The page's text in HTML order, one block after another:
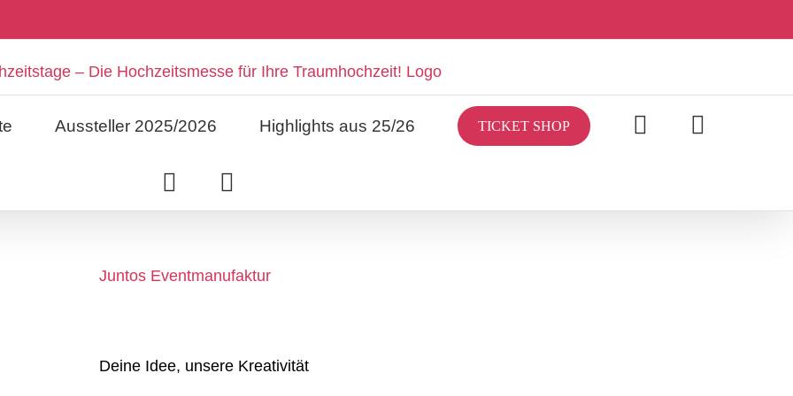
Aussteller 2025/2026 Highlights aus 25/26 TICKET SHOP
Juntos Eventmanufaktur
Deine Idee, unsere Kreativität